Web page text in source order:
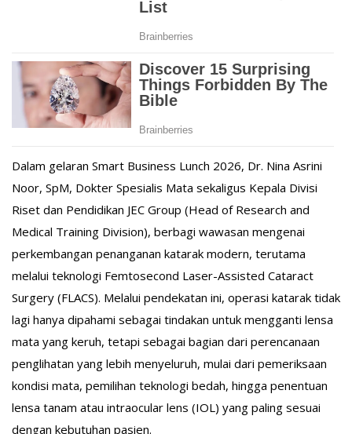
Dalam gelaran Smart Business Lunch 2026, Dr. Nina Asrini
Noor, SpM, Dokter Spesialis Mata sekaligus Kepala Divisi
Riset dan Pendidikan JEC Group (Head of Research and
Medical Training Division), berbagi wawasan mengenai
perkembangan penanganan katarak modern, terutama
melalui teknologi Femtosecond Laser-Assisted Cataract
Surgery (FLACS). Melalui pendekatan ini, operasi katarak tidak
lagi hanya dipahami sebagai tindakan untuk mengganti lensa
mata yang keruh, tetapi sebagai bagian dari perencanaan
penglihatan yang lebih menyeluruh, mulai dari pemeriksaan
kondisi mata, pemilihan teknologi bedah, hingga penentuan
lensa tanam atau intraocular lens (IOL) yang paling sesuai
dengan kebutuhan pasien.